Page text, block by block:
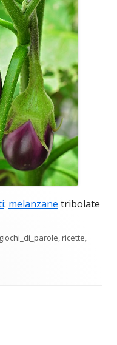
: melanzane tribolate
Tag
giochi_di_parole,ricette,